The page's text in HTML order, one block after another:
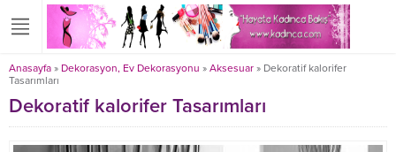
Anasayfa » Dekorasyon, Ev Dekorasyonu » Aksesuar » Dekoratif kalorifer
Tasarımları
Dekoratif kalorifer Tasarımları